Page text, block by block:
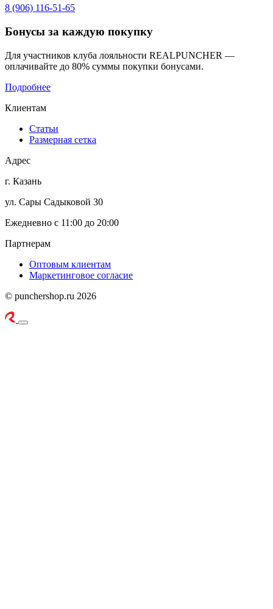
8 (906) 116-51-65
Бонусы за каждую покупку
Для участников клуба лояльности REALPUNCHER —
оплачивайте до 80% суммы покупки бонусами.
Подробнее
Клиентам
Статьи
Размерная сетка
Адрес
г. Казань
ул. Сары Садыковой 30
Ежедневно с 11:00 до 20:00
Партнерам
Оптовым клиентам
Маркетинговое согласие
© punchershop.ru 2026